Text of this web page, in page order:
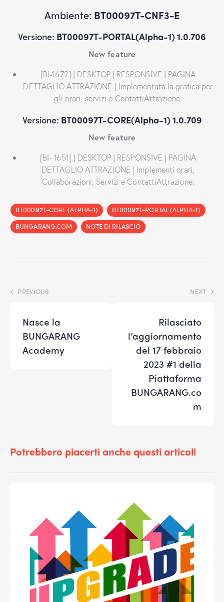
Ambiente: BT00097T-CNF3-E
Versione: BT00097T-PORTAL(Alpha-1) 1.0.706
New feature
[BI-1672] | DESKTOP | RESPONSIVE | PAGINA
DETTAGLIO ATTRAZIONE | Implementata la grafica per
gli orari, servizi e ContattiAttrazione.
Versione: BT00097T-CORE(Alpha-1) 1.0.709
New feature
[BI- 1651] | DESKTOP | RESPONSIVE | PAGINA
DETTAGLIO ATTRAZIONE | Implementi orari,
Collaborazioni, Servizi e ContattiAttrazione.
BT00097T-CORE (ALPHA-1)
BT00097T-PORTAL (ALPHA-1)
BUNGARANG.COM
NOTE DI RILASCIO
PREVIOUS
Nasce la
BUNGARANG
Academy
NEXT
Rilasciato
l’aggiornamento
del 17 febbraio
2023 #1 della
Piattaforma
BUNGARANG.co
m
Potrebbero piacerti anche questi articoli